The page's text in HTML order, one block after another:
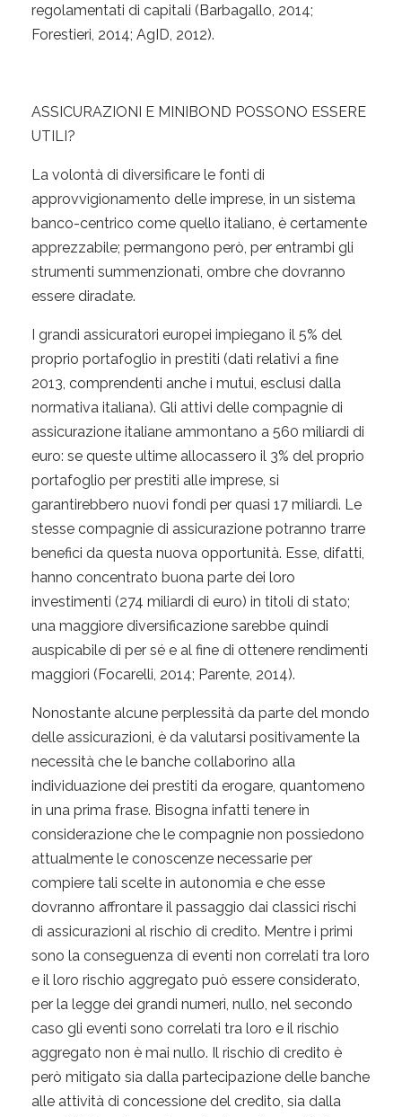
regolamentati di capitali (Barbagallo, 2014;
Forestieri, 2014; AgID, 2012).
ASSICURAZIONI E MINIBOND POSSONO ESSERE
UTILI?
La volontà di diversificare le fonti di
approvvigionamento delle imprese, in un sistema
banco-centrico come quello italiano, è certamente
apprezzabile; permangono però, per entrambi gli
strumenti summenzionati, ombre che dovranno
essere diradate.
I grandi assicuratori europei impiegano il 5% del
proprio portafoglio in prestiti (dati relativi a fine
2013, comprendenti anche i mutui, esclusi dalla
normativa italiana). Gli attivi delle compagnie di
assicurazione italiane ammontano a 560 miliardi di
euro: se queste ultime allocassero il 3% del proprio
portafoglio per prestiti alle imprese, si
garantirebbero nuovi fondi per quasi 17 miliardi. Le
stesse compagnie di assicurazione potranno trarre
benefici da questa nuova opportunità. Esse, difatti,
hanno concentrato buona parte dei loro
investimenti (274 miliardi di euro) in titoli di stato;
una maggiore diversificazione sarebbe quindi
auspicabile di per sé e al fine di ottenere rendimenti
maggiori (Focarelli, 2014; Parente, 2014).
Nonostante alcune perplessità da parte del mondo
delle assicurazioni, è da valutarsi positivamente la
necessità che le banche collaborino alla
individuazione dei prestiti da erogare, quantomeno
in una prima frase. Bisogna infatti tenere in
considerazione che le compagnie non possiedono
attualmente le conoscenze necessarie per
compiere tali scelte in autonomia e che esse
dovranno affrontare il passaggio dai classici rischi
di assicurazioni al rischio di credito. Mentre i primi
sono la conseguenza di eventi non correlati tra loro
e il loro rischio aggregato può essere considerato,
per la legge dei grandi numeri, nullo, nel secondo
caso gli eventi sono correlati tra loro e il rischio
aggregato non è mai nullo. Il rischio di credito è
però mitigato sia dalla partecipazione delle banche
alle attività di concessione del credito, sia dalla